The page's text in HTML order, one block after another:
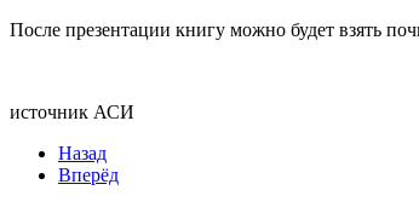
После презентации книгу можно будет взять
источник АСИ
Назад
Вперёд